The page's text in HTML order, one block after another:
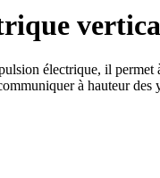
électrique, il permet
à hauteur des